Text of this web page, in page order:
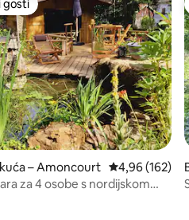
gosti
gosti
– Amoncourt Prosječna
4,96 (162)
za 4 osobe s nordijskom